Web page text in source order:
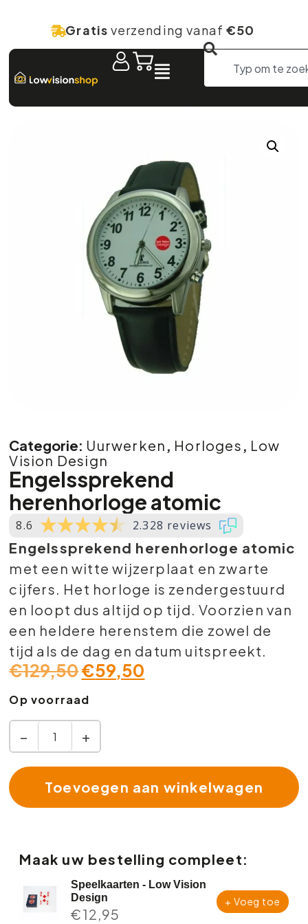
Gratis verzending vanaf €50
Categorie: Uurwerken , Horloges , Low
Vision Design
Engelssprekend
herenhorloge atomic
8.6 2.328 reviews
Engelssprekend herenhorloge atomic
met een witte wijzerplaat en zwarte
cijfers. Het horloge is zendergestuurd
en loopt dus altijd op tijd. Voorzien van
een heldere herenstem die zowel de
tijd als de dag en datum uitspreekt.
€129,50€59,50
Op voorraad
− +
Toevoegen aan winkelwagen
Maak uw bestelling compleet:
Speelkaarten - Low Vision
Design
€12,95
+ Voeg toe